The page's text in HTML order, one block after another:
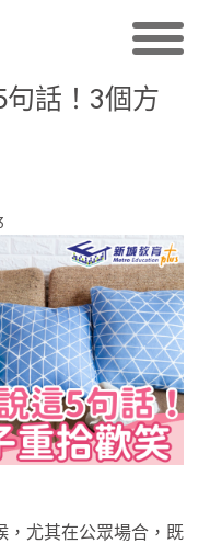
話！3個方
，尤其在公眾場合，既